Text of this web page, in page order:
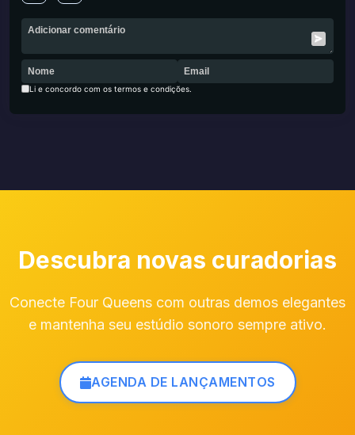
Li e concordo com os termos e condições.
Descubra novas curadorias
Conecte Four Queens com outras demos elegantes
e mantenha seu estúdio sonoro sempre ativo.
AGENDA DE LANÇAMENTOS